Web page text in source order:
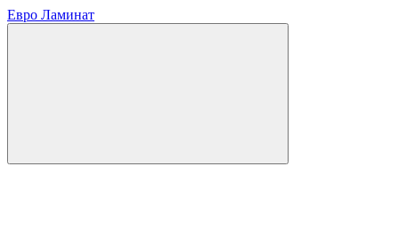
Евро Ламинат